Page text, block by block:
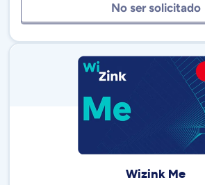
No ser solicitado
Wizink Me